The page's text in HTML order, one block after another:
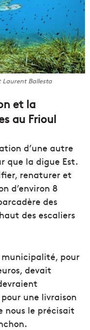
Laurent Ballesta
et la
au Frioul
d’une autre
que la digue Est.
renaturer et
d’environ 8
des
des escaliers
municipalité, pour
devait
une livraison
nous le précisait